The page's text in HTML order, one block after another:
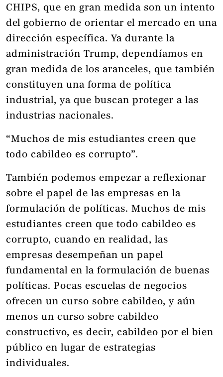
CHIPS, que en gran medida son un intento
del gobierno de orientar el mercado en una
dirección específica. Ya durante la
administración Trump, dependíamos en
gran medida de los aranceles, que también
constituyen una forma de política
industrial, ya que buscan proteger a las
industrias nacionales.
“Muchos de mis estudiantes creen que
todo cabildeo es corrupto”.
También podemos empezar a reflexionar
sobre el papel de las empresas en la
formulación de políticas. Muchos de mis
estudiantes creen que todo cabildeo es
corrupto, cuando en realidad, las
empresas desempeñan un papel
fundamental en la formulación de buenas
políticas. Pocas escuelas de negocios
ofrecen un curso sobre cabildeo, y aún
menos un curso sobre cabildeo
constructivo, es decir, cabildeo por el bien
público en lugar de estrategias
individuales.